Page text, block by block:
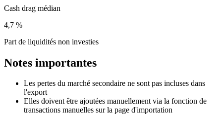
Cash drag médian
4,7 %
Part de liquidités non investies
Notes importantes
Les pertes du marché secondaire ne sont pas incluses dans
l'export
Elles doivent être ajoutées manuellement via la fonction de
transactions manuelles sur la page d'importation